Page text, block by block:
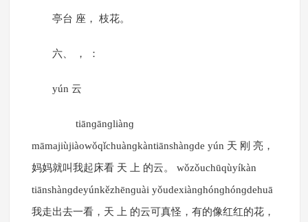
亭台 座， 枝花。
六、 ， ：
yún 云
tiānɡānɡliànɡ
māmajiùjiàowǒqǐchuànɡkàntiānshànɡde yún 天 刚 亮，
妈妈就叫我起床看 天 上 的云。 wǒzǒuchūqùyíkàn
tiānshànɡdeyúnkězhēnɡuài yǒudexiànɡhónɡhónɡdehuā
我走出去一看，天 上 的云可真怪，有的像红红的花，